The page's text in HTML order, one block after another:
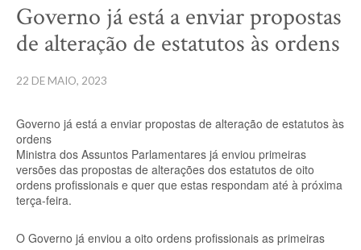
Governo já está a enviar propostas
de alteração de estatutos às ordens
22 DE MAIO, 2023
Governo já está a enviar propostas de alteração de estatutos às
ordens
Ministra dos Assuntos Parlamentares já enviou primeiras
versões das propostas de alterações dos estatutos de oito
ordens profissionais e quer que estas respondam até à próxima
terça-feira.
O Governo já enviou a oito ordens profissionais as primeiras